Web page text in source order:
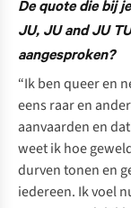
De quote die bij
JU, JU and JU
aangesproken?
“Ik ben queer en
eens raar en
aanvaarden en
weet ik hoe
durven tonen en
iedereen. Ik voel